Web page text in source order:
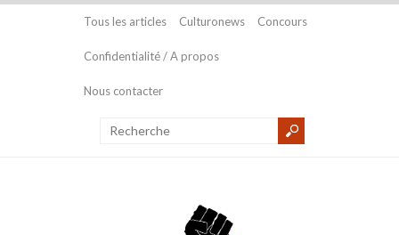
Tous les articles Culturonews Concours
Confidentialité / A propos
Nous contacter